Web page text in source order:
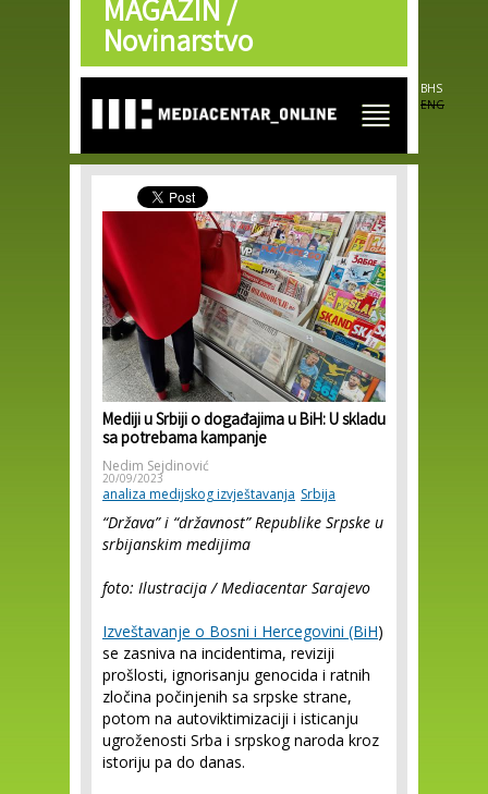
Skip to
main
content
MAGAZIN /
Novinarstvo
BHS
ENG
Mediji u Srbiji o događajima u BiH: U skladu
sa potrebama kampanje
Nedim Sejdinović
20/09/2023
analiza medijskog izvještavanja Srbija
“Država” i “državnost” Republike Srpske u
srbijanskim medijima
foto: Ilustracija / Mediacentar Sarajevo
Izveštavanje o Bosni i Hercegovini (BiH)
se zasniva na incidentima, reviziji
prošlosti, ignorisanju genocida i ratnih
zločina počinjenih sa srpske strane,
potom na autoviktimizaciji i isticanju
ugroženosti Srba i srpskog naroda kroz
istoriju pa do danas.